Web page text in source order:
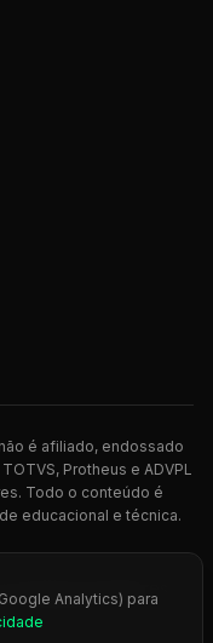
é afiliado, endossado
Protheus e ADVPL
Todo o conteúdo é
educacional e técnica.
desenvolvedores
Analytics) para